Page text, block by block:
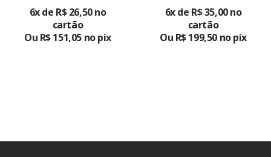
6x de R$ 26,50 no
cartão
Ou R$ 151,05 no pix
6x de R$ 35,00 no
cartão
Ou R$ 199,50 no pix
PRODUTO